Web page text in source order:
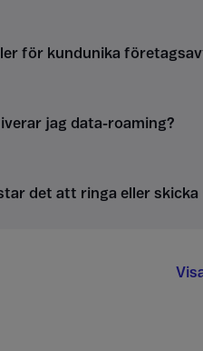
för kundunika
jag data-roaming?
det att ringa eller